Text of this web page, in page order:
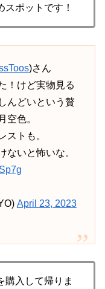
ポットです！
)さん
！けど実物見る
んどいという贅
空色。
ストも。
ないと怖いな。
April 23, 2023
購入して帰りま